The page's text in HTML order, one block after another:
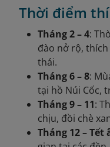
Thời điểm
Tháng 2 – 4:
đào nở rộ,
thái.
Tháng 6 – 8:
tại hồ Núi Cốc,
Tháng 9 – 11:
chịu, đồi chè
Tháng 12 – Tết